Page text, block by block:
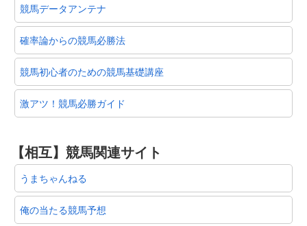
競馬データアンテナ
確率論からの競馬必勝法
競馬初心者のための競馬基礎講座
激アツ！競馬必勝ガイド
【相互】競馬関連サイト
うまちゃんねる
俺の当たる競馬予想